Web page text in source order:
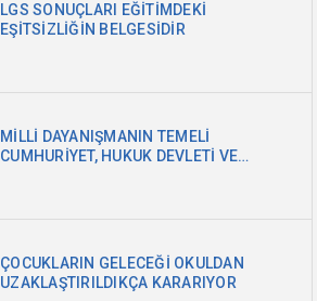
LGS SONUÇLARI EĞİTİMDEKİ
EŞİTSİZLİĞİN BELGESİDİR
MİLLİ DAYANIŞMANIN TEMELİ
CUMHURİYET, HUKUK DEVLETİ VE
ÇOCUKLARIN GELECEĞİ OKULDAN
UZAKLAŞTIRILDIKÇA KARARIYOR